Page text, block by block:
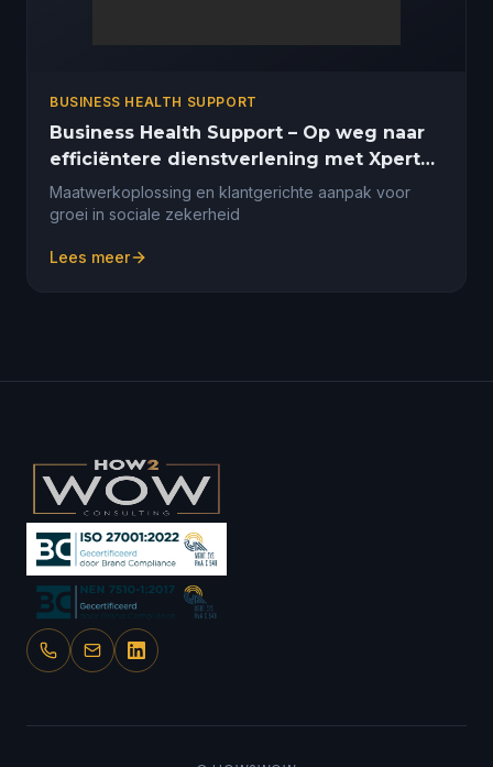
BUSINESS HEALTH SUPPORT
Business Health Support – Op weg naar
efficiëntere dienstverlening met Xpert
Suite
Maatwerkoplossing en klantgerichte aanpak voor
groei in sociale zekerheid
Lees meer